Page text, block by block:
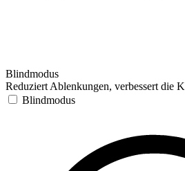
Blindmodus
Reduziert Ablenkungen, verbessert die
Blindmodus